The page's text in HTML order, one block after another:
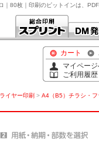
80枚｜印刷のピットインは、
カート
マイペー
ご利用履歴
イヤー印刷 > A4（B5）チラシ・フ